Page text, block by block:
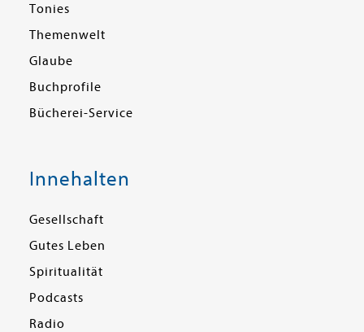
Tonies
Themenwelt
Glaube
Buchprofile
Bücherei-Service
Innehalten
Gesellschaft
Gutes Leben
Spiritualität
Podcasts
Radio